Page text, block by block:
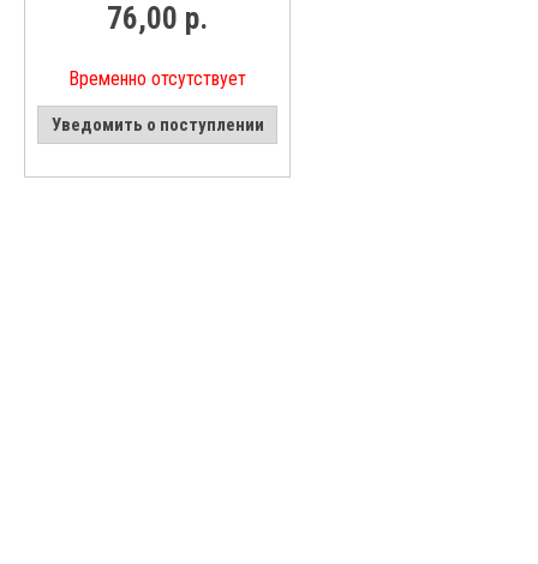
76,00 р.
Временно отсутствует
Уведомить о поступлении